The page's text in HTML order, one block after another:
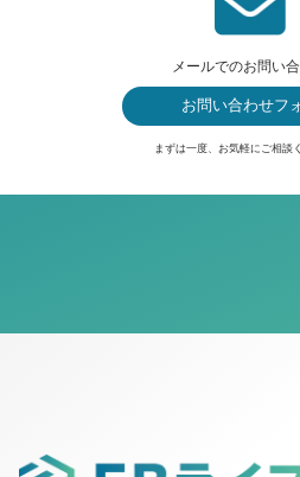
メールでのお問い
お問い合わせフ
まずは一度、お気軽にご相談